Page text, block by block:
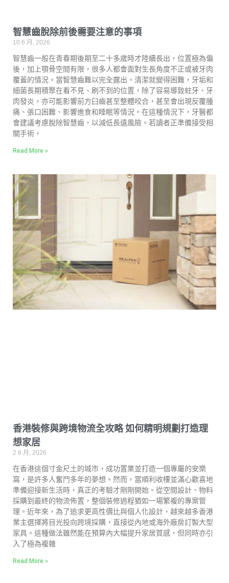
智慧齒脫除前後需要注意的事項
10 6 月, 2026
智慧齒一般在青春期後期至二十多歲時才陸續長出，位置極為偏
後，加上顎骨空間有限，很多人都會面對生長角度不正或被牙肉
覆蓋的情況。當智慧齒難以完全露出，清潔就變得困難，牙垢和
細菌長期積聚在看不見、刷不到的位置，除了容易導致蛀牙、牙
肉發炎，亦可能影響前方臼齒甚至整體咬合，甚至會出現反覆腫
痛、張口困難、影響進食和睡眠等情況。在這種情況下，牙醫都
會建議考慮脫除智慧齒，以減低長遠風險。若讀者正準備接受相
關手術，
Read More »
香港裝修與跨境物流全攻略 如何精明規劃打造理
想家居
2 6 月, 2026
在香港這個寸金尺土的城市，成功置業並打造一個專屬的安樂
窩，是許多人奮鬥多年的夢想。然而，當順利收樓並滿心歡喜地
準備迎接新生活時，真正的考驗才剛剛開始。從空間設計、物料
採購到最終的物流佈置，整個裝修過程猶如一場繁複的專案管
理。近年來，為了追求更高性價比與個人化設計，越來越多香港
業主選擇將目光投向跨境採購，直接從內地或海外廠房訂製大型
家具。這種做法雖然能在預算內大幅提升家居質感，但同時亦引
入了極為複雜
Read More »